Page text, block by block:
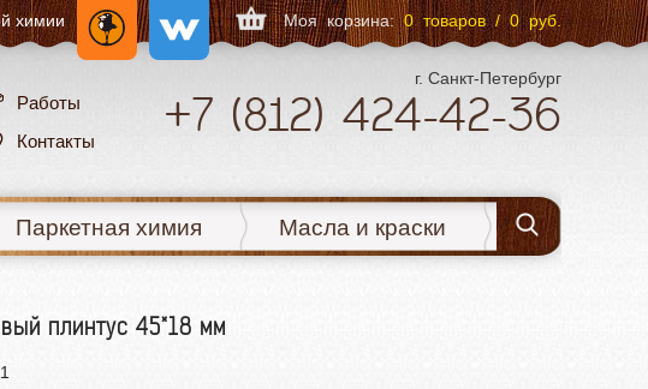
Моя корзина:0 товаров / 0 руб.
химии
Работы
Контакты
г. Санкт-Петербург
+7 (812) 424-42-36
Паркетная химия Масла и краски
плинтус 45*18 мм